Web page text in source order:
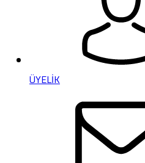
ÜYELİK